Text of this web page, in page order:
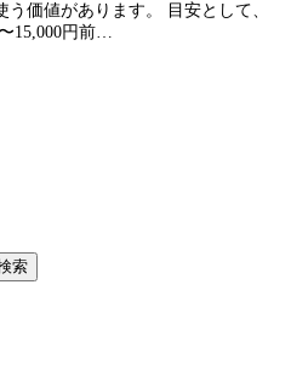
価値があります。 目安として、
15,000円前…